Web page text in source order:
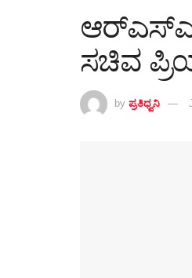
ಸಚಿವ
by ಪ್ರತಿಧ್ವನಿ